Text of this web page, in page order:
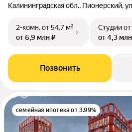
Калининградская обл., Пионерский,
2-комн.от 54,7 м²
от 6,9 млн ₽
Студии
от 4,3
Позвонить
семейная ипотека от 3.99%